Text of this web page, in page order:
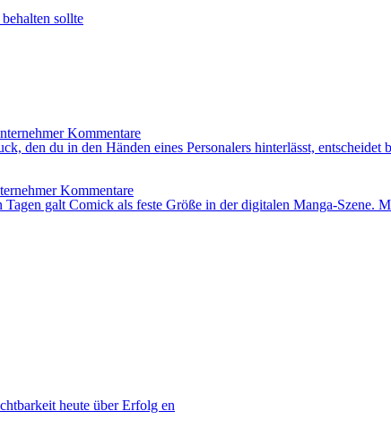
sollte
Kommentare
den du in den Händen eines Personalers hinterlässt,
Kommentare
galt Comick als feste Größe in der digitalen Manga-Szene.
heute über Erfolg en